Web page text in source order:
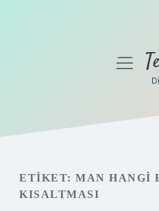
Gizlilik Politikası
Hakkımızda
menüyü
ETIKET: MAN HANGI
KISALTMASI